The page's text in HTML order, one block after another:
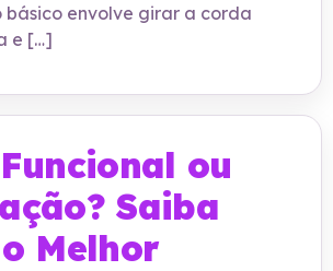
básico envolve girar a corda
e […]
ou
Saiba
Melhor